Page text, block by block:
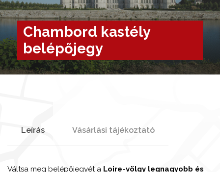
Chambord kastély
belépőjegy
Leírás Vásárlási tájékoztató
Váltsa meg belépőjegyét a Loire-völgy legnagyobb és